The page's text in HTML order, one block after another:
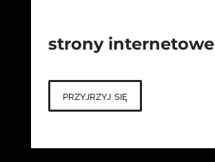
strony internetowe
przyjrzyj się